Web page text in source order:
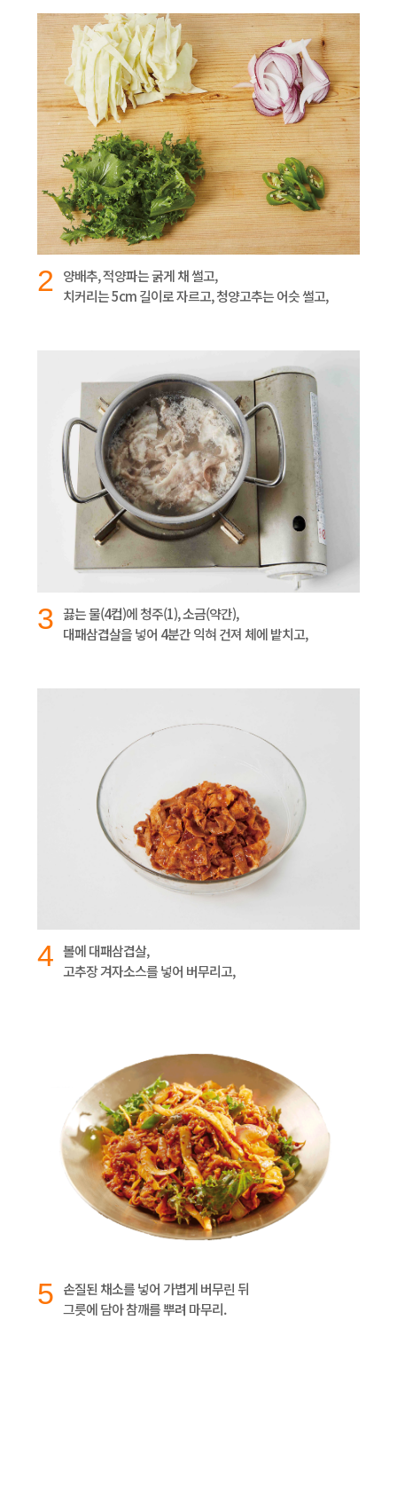
2 양배추, 적양파는 굵게 채 썰고,
치커리는 5cm 길이로 자르고, 청양고추는 어슷 썰고,
3 끓는 물(4컵)에 청주(1), 소금(약간),
대패삼겹살을 넣어 4분간 익혀 건져 체에 밭치고,
4 볼에 대패삼겹살,
고추장 겨자소스를 넣어 버무리고,
5 손질된 채소를 넣어 가볍게 버무린 뒤
그릇에 담아 참깨를 뿌려 마무리.